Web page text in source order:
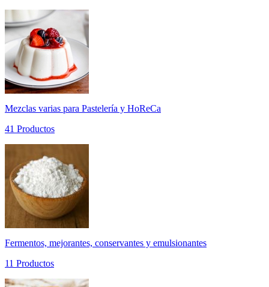
Mezclas varias para Pastelería y HoReCa
41 Productos
Fermentos, mejorantes, conservantes y emulsionantes
11 Productos